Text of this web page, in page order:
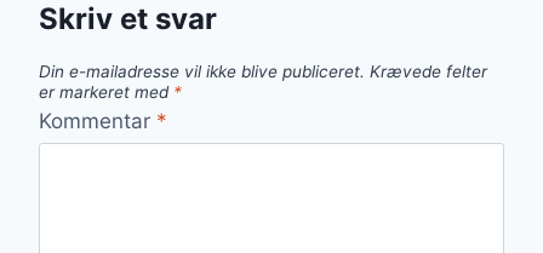
Skriv et svar
Din e-mailadresse vil ikke blive publiceret. Krævede felter
er markeret med *
Kommentar *